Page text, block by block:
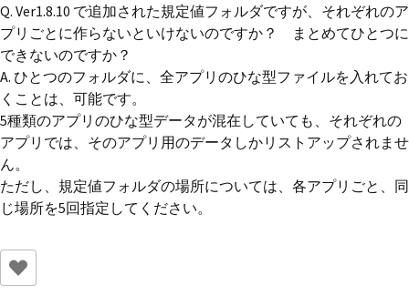
Q. Ver1.8.10 で追加された規定値フォルダですが、それぞれのア
プリごとに作らないといけないのですか？ まとめてひとつに
できないのですか？
A. ひとつのフォルダに、全アプリのひな型ファイルを入れてお
くことは、可能です。
5種類のアプリのひな型データが混在していても、それぞれの
アプリでは、そのアプリ用のデータしかリストアップされませ
ん。
ただし、規定値フォルダの場所については、各アプリごと、同
じ場所を5回指定してください。